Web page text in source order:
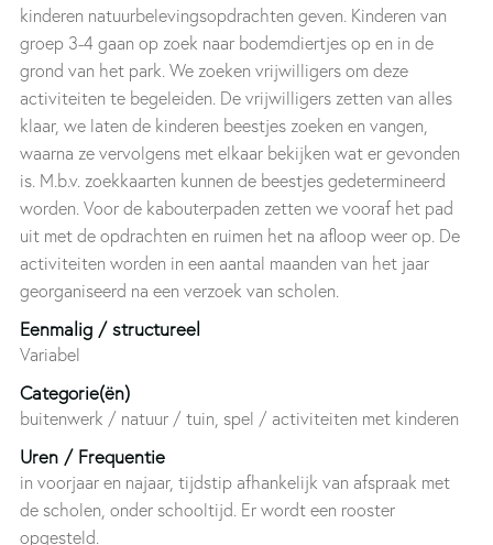
kinderen natuurbelevingsopdrachten geven. Kinderen van
groep 3-4 gaan op zoek naar bodemdiertjes op en in de
grond van het park. We zoeken vrijwilligers om deze
activiteiten te begeleiden. De vrijwilligers zetten van alles
klaar, we laten de kinderen beestjes zoeken en vangen,
waarna ze vervolgens met elkaar bekijken wat er gevonden
is. M.b.v. zoekkaarten kunnen de beestjes gedetermineerd
worden. Voor de kabouterpaden zetten we vooraf het pad
uit met de opdrachten en ruimen het na afloop weer op. De
activiteiten worden in een aantal maanden van het jaar
georganiseerd na een verzoek van scholen.
Eenmalig / structureel
Variabel
Categorie(ën)
buitenwerk / natuur / tuin, spel / activiteiten met kinderen
Uren / Frequentie
in voorjaar en najaar, tijdstip afhankelijk van afspraak met
de scholen, onder schooltijd. Er wordt een rooster
opgesteld.